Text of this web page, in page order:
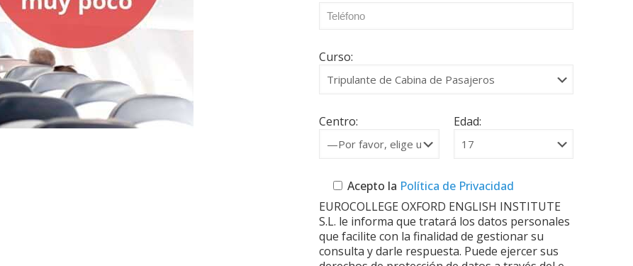
Curso:
Centro: Edad:
Acepto la Política de Privacidad
EUROCOLLEGE OXFORD ENGLISH INSTITUTE
S.L. le informa que tratará los datos personales
que facilite con la finalidad de gestionar su
consulta y darle respuesta. Puede ejercer sus